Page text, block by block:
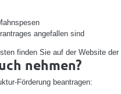
angefallen sind
finden Sie auf der Website der
nehmen?
Förderung beantragen: